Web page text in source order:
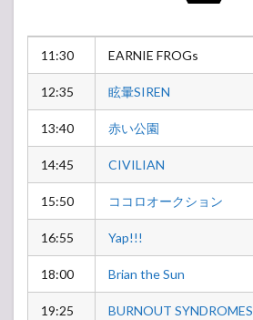
11:30 EARNIE FROGs
12:35 眩暈SIREN
13:40 赤い公園
14:45 CIVILIAN
15:50 ココロオークション
16:55 Yap!!!
18:00 Brian the Sun
19:25 BURNOUT SYNDROMES